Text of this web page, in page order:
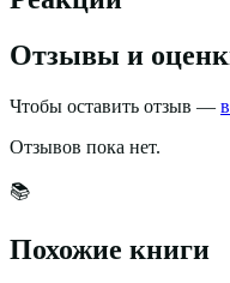
Отзывы и
Чтобы оставить отзыв —
Отзывов пока нет.
📚
Похожие книги